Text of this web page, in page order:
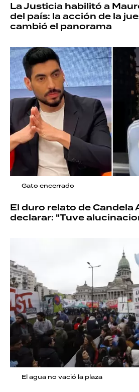
La Justicia habilitó a
del país: la acción de la
cambió el panorama
Gato encerrado
El duro relato de Candela
declarar: "Tuve
El agua no vació la plaza